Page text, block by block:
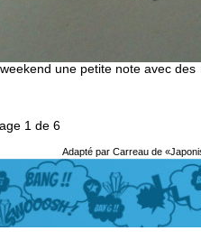
une petite note avec des
1 de 6
Adapté par Carreau de